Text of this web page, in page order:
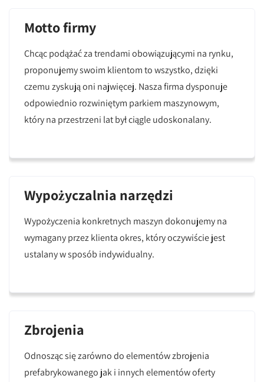
Motto firmy
Chcąc podążać za trendami obowiązującymi na rynku,
proponujemy swoim klientom to wszystko, dzięki
czemu zyskują oni najwięcej. Nasza firma dysponuje
odpowiednio rozwiniętym parkiem maszynowym,
który na przestrzeni lat był ciągle udoskonalany.
Wypożyczalnia narzędzi
Wypożyczenia konkretnych maszyn dokonujemy na
wymagany przez klienta okres, który oczywiście jest
ustalany w sposób indywidualny.
Zbrojenia
Odnosząc się zarówno do elementów zbrojenia
prefabrykowanego jak i innych elementów oferty